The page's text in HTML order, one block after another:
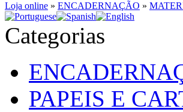
Loja online » ENCADERNAÇÃO »
Categorias
PAPEIS E